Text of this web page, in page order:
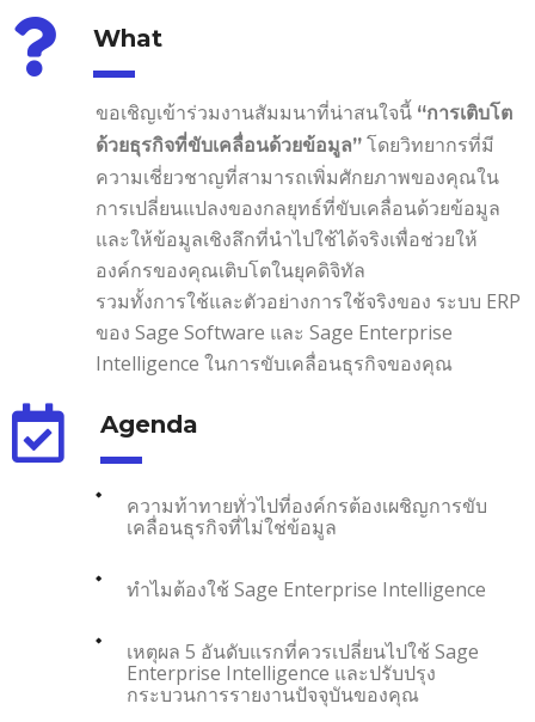
What
ขอเชิญเข้าร่วมงานสัมมนาที่น่าสนใจนี้ “การเติบโต
ด้วยธุรกิจที่ขับเคลื่อนด้วยข้อมูล” โดยวิทยากรที่มี
ความเชี่ยวชาญที่สามารถเพิ่มศักยภาพของคุณใน
การเปลี่ยนแปลงของกลยุทธ์ที่ขับเคลื่อนด้วยข้อมูล
และให้ข้อมูลเชิงลึกที่นำไปใช้ได้จริงเพื่อช่วยให้
องค์กรของคุณเติบโตในยุคดิจิทัล
รวมทั้งการใช้และตัวอย่างการใช้จริงของ ระบบ ERP
ของ Sage Software และ Sage Enterprise
Intelligence ในการขับเคลื่อนธุรกิจของคุณ
Agenda
ความท้าทายทั่วไปที่องค์กรต้องเผชิญการขับ
เคลื่อนธุรกิจที่ไม่ใช่ข้อมูล
ทำไมต้องใช้ Sage Enterprise Intelligence
เหตุผล 5 อันดับแรกที่ควรเปลี่ยนไปใช้ Sage
Enterprise Intelligence และปรับปรุง
กระบวนการรายงานปัจจุบันของคุณ